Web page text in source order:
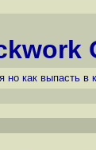
но как выпасть